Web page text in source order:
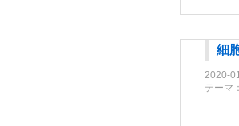
細
2020-
テーマ